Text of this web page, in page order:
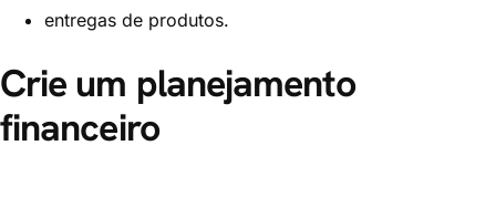
entregas de produtos.
Crie um planejamento
financeiro